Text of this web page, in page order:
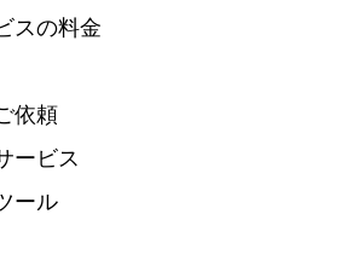
スの料金
依頼
ービス
ール